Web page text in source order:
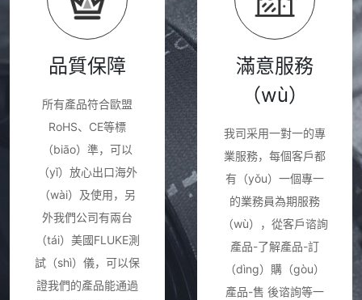
品質保障
所有產品符合歐盟
RoHS、CE等標
（biāo）準，可以
（yǐ）放心出口海外
（wài）及使用，另
外我們公司有兩台
（tái）美國FLUKE測
試（shì）儀，可以保
證我們的產品能通過
滿意服務
（wù）
我司采用一對一的專
業服務，每個客戶都
有（yǒu）一個專一
的業務員為期服務
（wù），從客戶谘詢
產品-了解產品-訂
（dìng）購（gòu）
產品-售 後谘詢等一